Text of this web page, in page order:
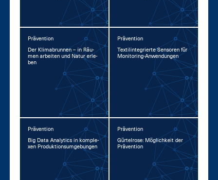
Prävention
Der Kli­ma­brun­nen – in Räu­
men ar­bei­ten und Na­tur er­le­
ben
Prävention
Tex­til­in­te­grier­te Sen­so­ren für
Mo­ni­to­ring-An­wen­dun­gen
Prävention
Big Da­ta Ana­lytics in kom­ple­
xen Pro­duk­ti­ons­um­ge­bun­gen
Prävention
Gür­tel­ro­se: Mög­lich­keit der
Prä­ven­ti­on